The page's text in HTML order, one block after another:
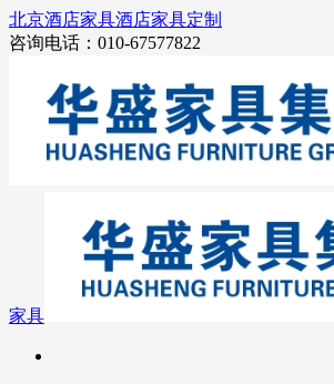
北京酒店家具酒店家具定制
咨询电话：010-67577822
家具